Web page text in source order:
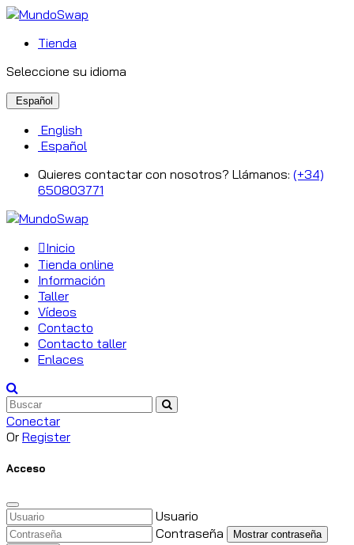
Tienda
Seleccione su idioma
Español
English
Español
Quieres contactar con nosotros? Llámanos: (+34)
650803771
Inicio
Tienda online
Información
Taller
Vídeos
Contacto
Contacto taller
Enlaces
Conectar
Or Register
Acceso
Usuario
Contraseña
Mostrar contraseña